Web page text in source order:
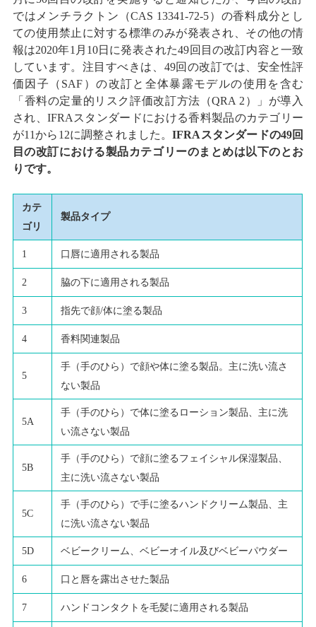
ではメンチラクトン（CAS 13341-72-5）の香料成分とし
ての使用禁止に対する標準のみが発表され、その他の情
報は2020年1月10日に発表された49回目の改訂内容と一致
しています。注目すべきは、49回の改訂では、安全性評
価因子（SAF）の改訂と全体暴露モデルの使用を含む
「香料の定量的リスク評価改訂方法（QRA 2）」が導入
され、IFRAスタンダードにおける香料製品のカテゴリー
が11から12に調整されました。IFRAスタンダードの49回
目の改訂における製品カテゴリーのまとめは以下のとお
りです。
カテ
ゴリ
製品タイプ
1 口唇に適用される製品
2 脇の下に適用される製品
3 指先で顔/体に塗る製品
4 香料関連製品
5
手（手のひら）で顔や体に塗る製品。主に洗い流さ
ない製品
5A
手（手のひら）で体に塗るローション製品、主に洗
い流さない製品
5B
手（手のひら）で顔に塗るフェイシャル保湿製品、
主に洗い流さない製品
5C
手（手のひら）で手に塗るハンドクリーム製品、主
に洗い流さない製品
5D ベビークリーム、ベビーオイル及びベビーパウダー
6 口と唇を露出させた製品
7 ハンドコンタクトを毛髪に適用される製品